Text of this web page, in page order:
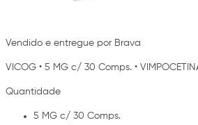
Vendido e entregue por Brava
VICOG • 5 MG c/ 30 Comps. •
Quantidade
5 MG c/ 30 Comps.